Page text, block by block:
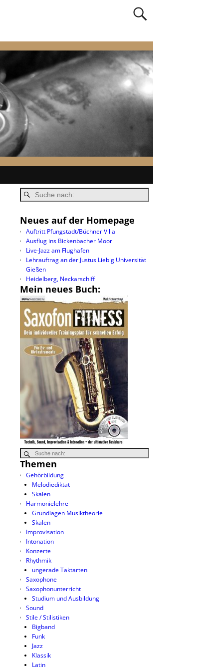
Neues auf der Homepage
Auftritt Pfungstadt/Büchner Villa
Ausflug ins Bickenbacher Moor
Live-Jazz am Flughafen
Lehrauftrag an der Justus Liebig Universität
Gießen
Heidelberg, Neckarschiff
Mein neues Buch:
Themen
Gehörbildung
Melodiediktat
Skalen
Harmonielehre
Grundlagen Musiktheorie
Skalen
Improvisation
Intonation
Konzerte
Rhythmik
ungerade Taktarten
Saxophone
Saxophonunterricht
Studium und Ausbildung
Sound
Stile / Stilistiken
Bigband
Funk
Jazz
Klassik
Latin